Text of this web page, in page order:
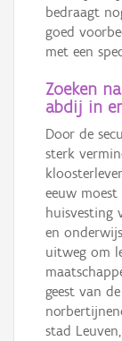
bedraagt
goed
met een
Zoeken
abdij in
Door de
sterk
eeuw
huisvesting
en
uitweg om
geest van
stad